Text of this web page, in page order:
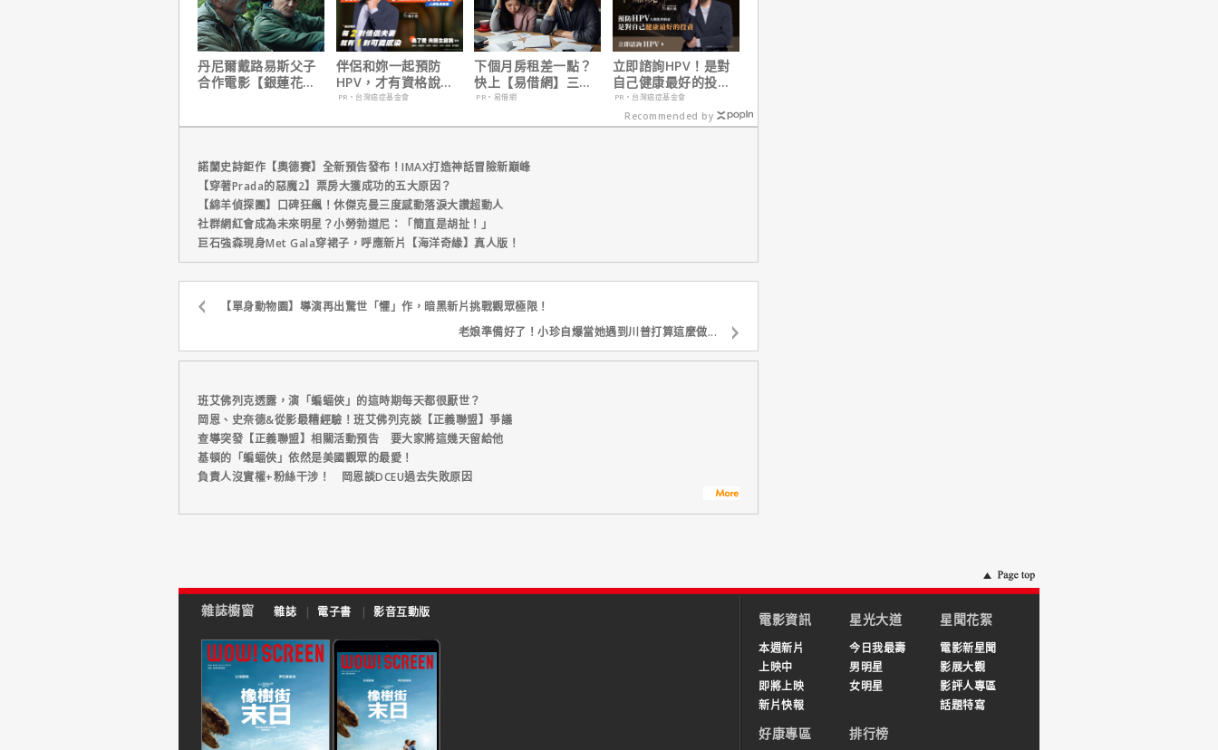
丹尼爾戴路易斯父子
合作電影【銀蓮花】
伴侶和妳一起預防
HPV，才有資格說愛
妳！
PR・台灣癌症基金會
下個月房租差一點？
快上【易借網】三分
鐘解決燃眉之急
PR・易借網
立即諮詢HPV！是對
自己健康最好的投
資，把握現在不嫌
晚！
PR・台灣癌症基金會
Recommended by
諾蘭史詩鉅作【奧德賽】全新預告發布！IMAX打造神話冒險新巔峰
【穿著Prada的惡魔2】票房大獲成功的五大原因？
【綿羊偵探團】口碑狂飆！休傑克曼三度感動落淚大讚超動人
社群網紅會成為未來明星？小勞勃道尼：「簡直是胡扯！」
巨石強森現身Met Gala穿裙子，呼應新片【海洋奇緣】真人版！
【單身動物園】導演再出驚世「懼」作，暗黑新片挑戰觀眾極限！
老娘準備好了！小珍自爆當她遇到川普打算這麼做...
班艾佛列克透露，演「蝙蝠俠」的這時期每天都很厭世？
岡恩、史奈德&從影最糟經驗！班艾佛列克談【正義聯盟】爭議
查導突發【正義聯盟】相關活動預告 要大家將這幾天留給他
基頓的「蝙蝠俠」依然是美國觀眾的最愛！
負責人沒實權+粉絲干涉！ 岡恩談DCEU過去失敗原因
雜誌櫥窗 雜誌 | 電子書 | 影音互動版 電影資訊
本週新片
上映中
即將上映
新片快報
星光大道
今日我最壽
男明星
女明星
星聞花絮
電影新星聞
影展大觀
影評人專區
話題特寫
好康專區 排行榜